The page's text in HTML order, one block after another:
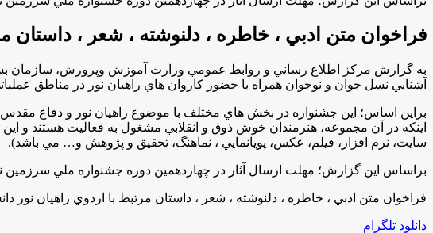
فراخوان متن ادبي ، خاطره ، دلنوشته ، شعر ، داستان
به گزارش مركز اطلاع رساني و روابط عمومي وزارت آموزش وپرورش، سازمان
آشنايي نسل جوان و نوجوان همراه با حضور كاروان هاي راهيان نور در مناطق
براين اساس؛ اين جشنواره در بخش هاي مختلف با موضوع راهيان نور و دفاع مقدس،
اينكه در آن مجموعه، هنرمندان خوش ذوق و انقلابي مشغول به فعاليت هستند و اين
سايت، نرم افزار، فيلم، عكس، پويانمايي ، نماهنگ، تحقيق و پژوهش و… مي باشد).
براساس اين گزارش؛ مهلت ارسال آثار در چهاردهمين دوره جشنواره ملي سرزمين نور تا 5 آذرماه سال جاري
فراخوان متن ادبي ، خاطره ، دلنوشته ، شعر ، داستان مرتبط با اردوي راهيان نور
دانلود تلگرام